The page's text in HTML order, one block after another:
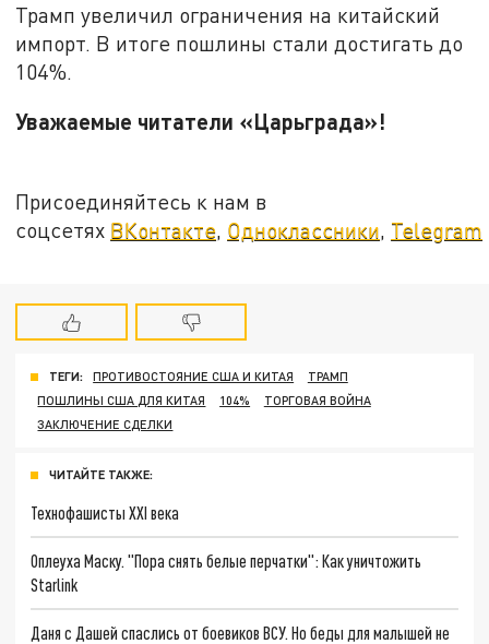
Трамп увеличил ограничения на китайский
импорт. В итоге пошлины стали достигать до
104%.
Уважаемые читатели «Царьграда»!
Присоединяйтесь к нам в
соцсетях ВКонтакте, Одноклассники, Telegram
ТЕГИ: ПРОТИВОСТОЯНИЕ США И КИТАЯ
ТРАМП
ПОШЛИНЫ США ДЛЯ КИТАЯ
104%
ТОРГОВАЯ ВОЙНА
ЗАКЛЮЧЕНИЕ СДЕЛКИ
ЧИТАЙТЕ ТАКЖЕ:
Технофашисты XXI века
Оплеуха Маску. "Пора снять белые перчатки": Как уничтожить
Starlink
Даня с Дашей спаслись от боевиков ВСУ. Но беды для малышей не